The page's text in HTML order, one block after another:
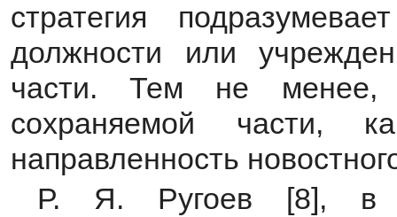
стратегия
должности или
части. Тем не менее,
сохраняемой части,
направленность
Р. Я. Ругоев [8], в